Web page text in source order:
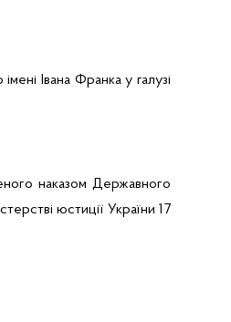
Івана Франка у галузі
наказом Державного
юстиції України 17